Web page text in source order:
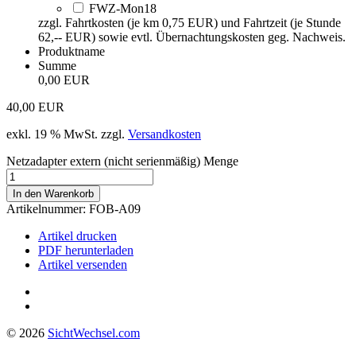
FWZ-Mon18
zzgl. Fahrtkosten (je km 0,75 EUR) und Fahrtzeit (je Stunde
62,-- EUR) sowie evtl. Übernachtungskosten geg. Nachweis.
Produktname
Summe
0,00 EUR
40,00 EUR
exkl. 19 % MwSt. zzgl. Versandkosten
Netzadapter extern (nicht serienmäßig) Menge
In den Warenkorb
Artikelnummer: FOB-A09
Artikel drucken
PDF herunterladen
Artikel versenden
© 2026 SichtWechsel.com